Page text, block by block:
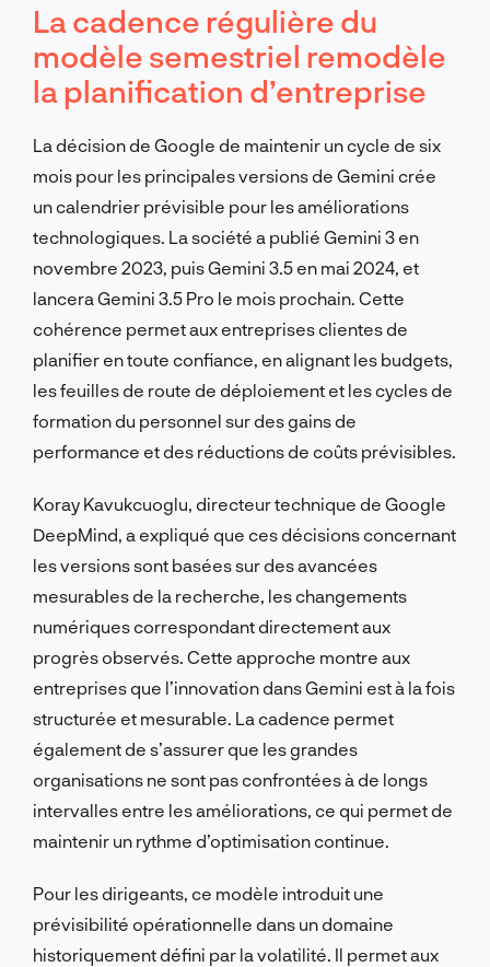
La cadence régulière du
modèle semestriel remodèle
la planification d’entreprise
La décision de Google de maintenir un cycle de six
mois pour les principales versions de Gemini crée
un calendrier prévisible pour les améliorations
technologiques. La société a publié Gemini 3 en
novembre 2023, puis Gemini 3.5 en mai 2024, et
lancera Gemini 3.5 Pro le mois prochain. Cette
cohérence permet aux entreprises clientes de
planifier en toute confiance, en alignant les budgets,
les feuilles de route de déploiement et les cycles de
formation du personnel sur des gains de
performance et des réductions de coûts prévisibles.
Koray Kavukcuoglu, directeur technique de Google
DeepMind, a expliqué que ces décisions concernant
les versions sont basées sur des avancées
mesurables de la recherche, les changements
numériques correspondant directement aux
progrès observés. Cette approche montre aux
entreprises que l’innovation dans Gemini est à la fois
structurée et mesurable. La cadence permet
également de s’assurer que les grandes
organisations ne sont pas confrontées à de longs
intervalles entre les améliorations, ce qui permet de
maintenir un rythme d’optimisation continue.
Pour les dirigeants, ce modèle introduit une
prévisibilité opérationnelle dans un domaine
historiquement défini par la volatilité. Il permet aux